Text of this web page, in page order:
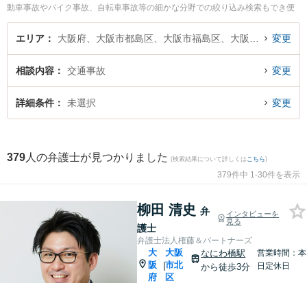
動車事故やバイク事故、自転車事故等の細かな分野での絞り込み検索もでき便
利です。特に弁護士法人権藤＆パートナーズの柳田 清史弁護士や梅田法律事務
所の中村 直志弁護士、弁護士法人プロテクトスタンス 大阪事務所の森 拓也弁
い』『交通事故のトラブル解決の実績豊富な近くの弁護士を検索したい』『初
回相談無料で交通事故を法律相談できる大阪市内の弁護士に相談予約したい』
などでお困りの相談者さんにおすすめです。
エリア 変更
相談内容 交通事故 変更
詳細条件 未選択 変更
379 人の弁護士が見つかりました (検索結果について詳しくは こちら)
379件中 1-30件を表示
柳田 清史 弁
護士
インタビューを
見る
弁護士法人権藤＆パートナーズ
大
阪
府
|
大阪
市北
区
なにわ橋駅
から徒歩3分
営業時間：本
日定休日